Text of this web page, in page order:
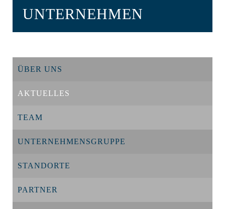
UNTERNEHMEN
ÜBER UNS
AKTUELLES
TEAM
UNTERNEHMENSGRUPPE
STANDORTE
PARTNER